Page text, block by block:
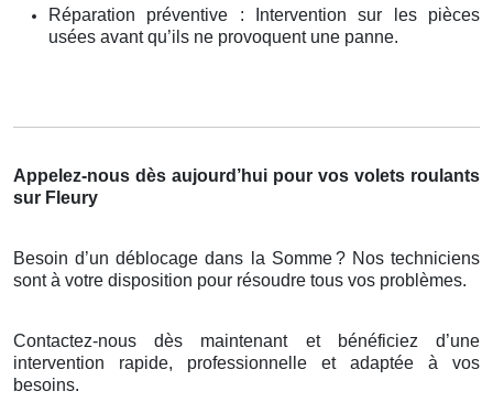
Réparation préventive : Intervention sur les pièces
usées avant qu’ils ne provoquent une panne.
Appelez-nous dès aujourd’hui pour vos volets roulants
sur Fleury
Besoin d’un déblocage dans la Somme? Nos techniciens
sontà votre disposition pour résoudre tous vos probl èmes.
Contactez-nous dès maintenant et bénéficiez d’une
intervention rapide, professionnelle et adaptée à vos
besoins.